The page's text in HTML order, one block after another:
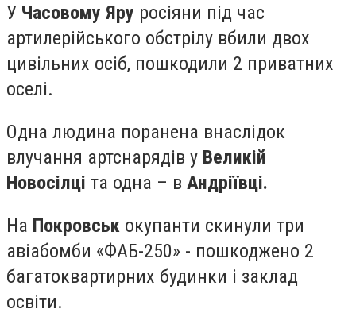
У Часовому Яру росіяни під час
артилерійського обстрілу вбили двох
цивільних осіб, пошкодили 2 приватних
оселі.
Одна людина поранена внаслідок
влучання артснарядів у Великій
Новосілці та одна – в Андріївці.
На Покровськ окупанти скинули три
авіабомби «ФАБ-250» - пошкоджено 2
багатоквартирних будинки і заклад
освіти.